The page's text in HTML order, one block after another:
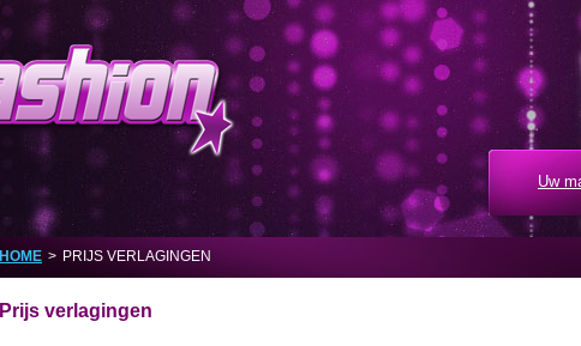
Uw
HOME > PRIJS VERLAGINGEN
Prijs verlagingen